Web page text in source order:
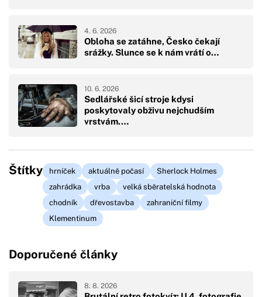
Obloha se zatáhne, Česko čekají
srážky. Slunce se k nám vrátí o…
4. 6. 2026
Sedlářské šicí stroje kdysi
poskytovaly obživu nejchudším
vrstvám.…
10. 6. 2026
Štítky hrníček aktuálně počasí
Sherlock Holmes
zahrádka
vrba
velká sběratelská hodnota
chodník
dřevostavba
zahraniční filmy
Klementinum
Doporučené články
8. 8. 2026